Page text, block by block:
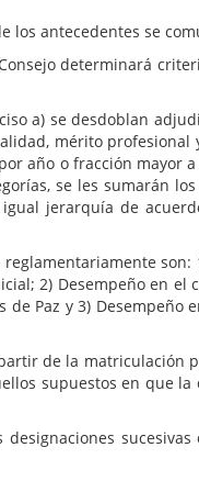
se
determinará
desdoblan
mérito
año o fracción mayor
se les sumarán
jerarquía de
son: 1)
2) Desempeño en
Paz y 3) Desempeño
la matriculación
supuestos en que
sucesivas o